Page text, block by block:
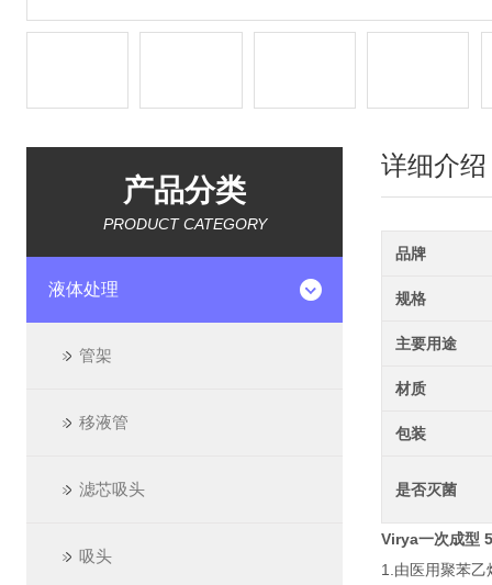
产品分类
PRODUCT CATEGORY
液体处理
管架
移液管
滤芯吸头
吸头
详细介绍
品牌
规格
主要用途
材质
包装
是否灭菌
Virya一次成型
1.由医用聚苯乙